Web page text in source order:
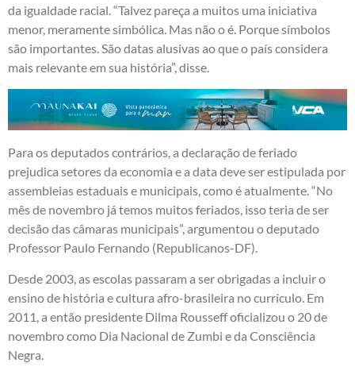
da igualdade racial. “Talvez pareça a muitos uma iniciativa
menor, meramente simbólica. Mas não o é. Porque símbolos
são importantes. São datas alusivas ao que o país considera
mais relevante em sua história”, disse.
Para os deputados contrários, a declaração de feriado
prejudica setores da economia e a data deve ser estipulada por
assembleias estaduais e municipais, como é atualmente. “No
mês de novembro já temos muitos feriados, isso teria de ser
decisão das câmaras municipais”, argumentou o deputado
Professor Paulo Fernando (Republicanos-DF).
Desde 2003, as escolas passaram a ser obrigadas a incluir o
ensino de história e cultura afro-brasileira no currículo. Em
2011, a então presidente Dilma Rousseff oficializou o 20 de
novembro como Dia Nacional de Zumbi e da Consciência
Negra.